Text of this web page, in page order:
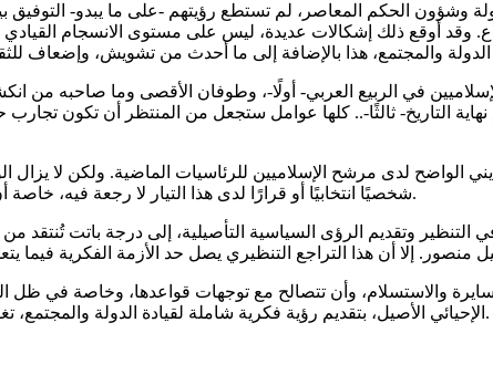
وشؤون الحكم المعاصر، لم تستطع رؤيتهم -على ما يبدو- التوفيق
وقد أوقع ذلك إشكالات عديدة، ليس على مستوى الانسجام
في الربيع العربي- أولًا-، وطوفان الأقصى وما صاحبه من
نهاية التاريخ- ثالثًا-.. كلها عوامل ستجعل من المنتظر أن تكون
الواضح لدى مرشح الإسلاميين للرئاسيات الماضية. ولكن لا يزال
شخصيًا انتخابيًا أو قرارًا لدى هذا التيار لا رجعة فيه، خاصة أن الأمر لم يسبقه أو يواكبه تأسيس نظري يشرح ويبرر هذا التحول.
التنظير وتقديم الرؤى السياسية التأصيلية، إلى درجة باتت تُنتقد
والاستسلام، وأن تتصالح مع توجهات قواعدها، وخاصة في
الإحيائي الأصيل، بتقديم رؤية فكرية شاملة لقيادة الدولة والمجتمع، تغلب فيها أسلمة الحداثة على ما يبدو الآن أقرب إلى تحديث الإسلام.